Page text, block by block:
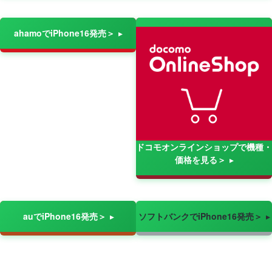
ahamoでiPhone16発売＞
ドコモオンラインショップで機種・
価格を見る＞
auでiPhone16発売＞ ソフトバンクでiPhone16発売＞